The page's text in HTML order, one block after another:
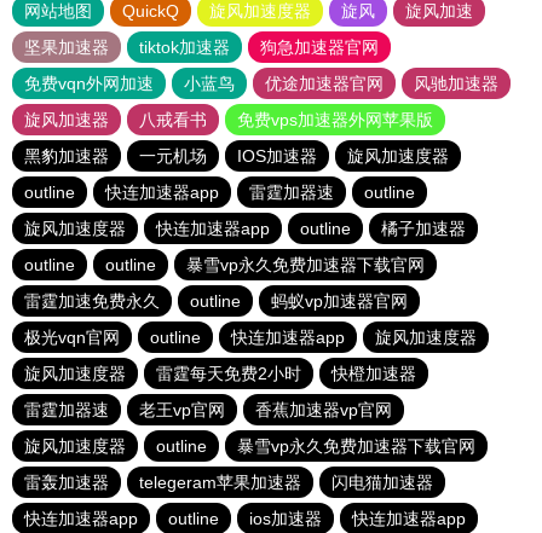
网站地图 QuickQ 旋风加速度器 旋风
旋风加速
坚果加速器
tiktok加速器
狗急加速器官网
免费vqn外网加速
小蓝鸟 优途加速器官网
风驰加速器
旋风加速器
八戒看书
免费vps加速器外网苹果版
黑豹加速器
一元机场 IOS加速器
旋风加速度器
outline
快连加速器app 雷霆加器速
outline
旋风加速度器
快连加速器app outline
橘子加速器
outline
outline
暴雪vp永久免费加速器下载官网
雷霆加速免费永久
outline
蚂蚁vp加速器官网
极光vqn官网
outline 快连加速器app
旋风加速度器
旋风加速度器
雷霆每天免费2小时
快橙加速器
雷霆加器速
老王vp官网
香蕉加速器vp官网
旋风加速度器
outline
暴雪vp永久免费加速器下载官网
雷轰加速器
telegeram苹果加速器
闪电猫加速器
快连加速器app
outline ios加速器 快连加速器app